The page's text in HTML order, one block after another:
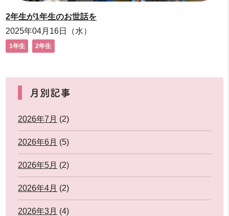
2年生が1年生のお世話を
2025年04月16日（水）
1年生 2年生
月別記事
2026年7月 (2)
2026年6月 (5)
2026年5月 (2)
2026年4月 (2)
2026年3月 (4)